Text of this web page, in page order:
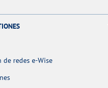
de redes e-Wise